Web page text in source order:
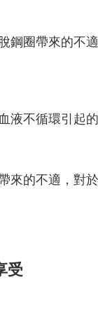
圈帶來的不
不循環引起的
的不適，對
受